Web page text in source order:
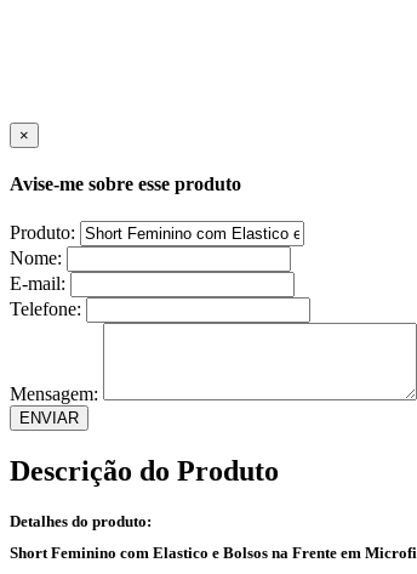
×
Avise-me sobre esse produto
Produto:
Nome:
E-mail:
Telefone:
Mensagem:
Descrição do Produto
Detalhes do produto:
Short Feminino com Elastico e Bolsos na Frente em